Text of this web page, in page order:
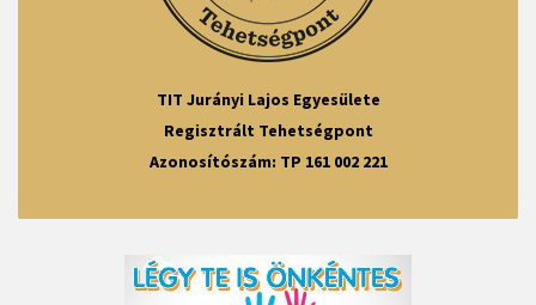
TIT Jurányi Lajos Egyesülete
Regisztrált Tehetségpont
Azonosítószám: TP 161 002 221